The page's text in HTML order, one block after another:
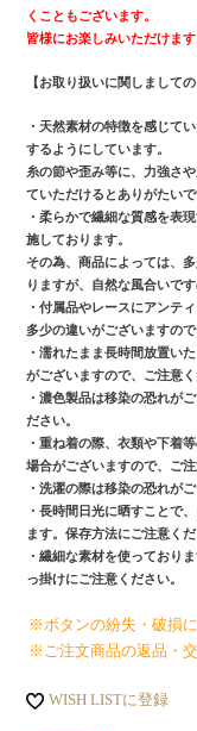
くこともございます。
皆様にお楽しみいただけま
【お取り扱いに関しましての
・天然素材の特徴を感じて
するようにしています。
糸の節や歪み等に、力強さ
ていただけるとありがたいで
・柔らかで繊細な質感を表
施しております。
その為、商品によっては、
りますが、自然な風合いで
・付属品やレースにアンテ
多少の違いがございますの
・濡れたまま長時間放置い
がございますので、ご注意く
・濃色製品は移染の恐れが
ださい。
・重ね着の際、衣類や下着
場合がございますので、ご注
・洗濯の際は移染の恐れが
・長時間日光に晒すことで
ます。保存方法にご注意くだ
・繊細な素材を使っており
っ掛けにご注意ください。
※ボタンの紛失・破損
※ご注文商品の返品・
WISH LISTに登録